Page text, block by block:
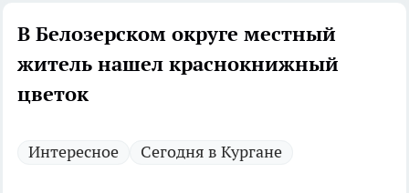
В Белозерском округе местный
житель нашел краснокнижный
цветок
Интересное Сегодня в Кургане